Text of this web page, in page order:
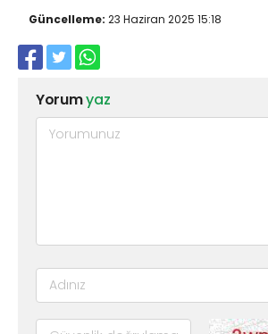
Güncelleme: 23 Haziran 2025 15:18
Yorumyaz